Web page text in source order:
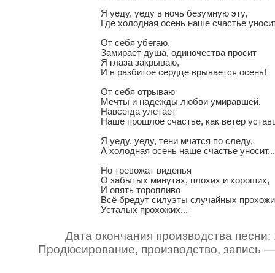
Я уеду, уеду в ночь безумную эту,
Где холодная осень наше счастье
От себя убегаю,
Замирает душа, одиночества просит
Я глаза закрываю,
И в разбитое сердце врывается осень!
От себя отрываю
Мечты и надежды любви умиравшей,
Навсегда улетает
Наше прошлое счастье, как ветер
Я уеду, уеду, тени мчатся по следу,
А холодная осень наше счастье уносит...
Но тревожат виденья
О забытых минутах, плохих и хороших,
И опять торопливо
Всё бредут силуэты случайных
Усталых прохожих...
Дата окончания производства
Продюсирование, производство, запись